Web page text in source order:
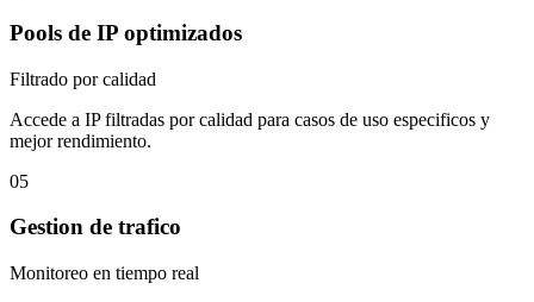
Pools de IP optimizados
Filtrado por calidad
Accede a IP filtradas por calidad para casos de uso especificos y
mejor rendimiento.
05
Gestion de trafico
Monitoreo en tiempo real